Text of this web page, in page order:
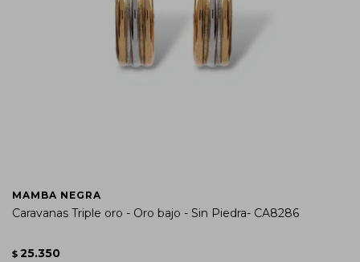
MAMBA NEGRA
Caravanas Triple oro - Oro bajo - Sin Piedra- CA8286
$ 25.350